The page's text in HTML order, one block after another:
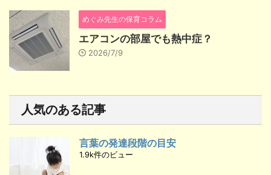
めぐみ先生の保育コラム
エアコンの部屋でも熱中症？
2026/7/9
人気のある記事
言葉の発達段階の目安
1.9k件のビュー